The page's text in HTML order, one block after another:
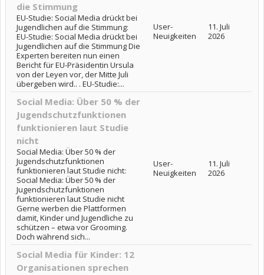
die Stimmung
EU-Studie: Social Media drückt bei
Jugendlichen auf die Stimmung:
EU-Studie: Social Media drückt bei
Jugendlichen auf die Stimmung Die
Experten bereiten nun einen
Bericht für EU-Präsidentin Ursula
von der Leyen vor, der Mitte Juli
übergeben wird.. . EU-Studie:...
User-
Neuigkeiten
11. Juli
2026
Social Media: Über 50 % der
Jugendschutzfunktionen
funktionieren laut Studie
nicht
Social Media: Über 50 % der
Jugendschutzfunktionen
funktionieren laut Studie nicht:
Social Media: Über 50 % der
Jugendschutzfunktionen
funktionieren laut Studie nicht
Gerne werben die Plattformen
damit, Kinder und Jugendliche zu
schützen – etwa vor Grooming.
Doch während sich...
User-
Neuigkeiten
11. Juli
2026
Social Media für Kinder: 12
Organisationen sprechen